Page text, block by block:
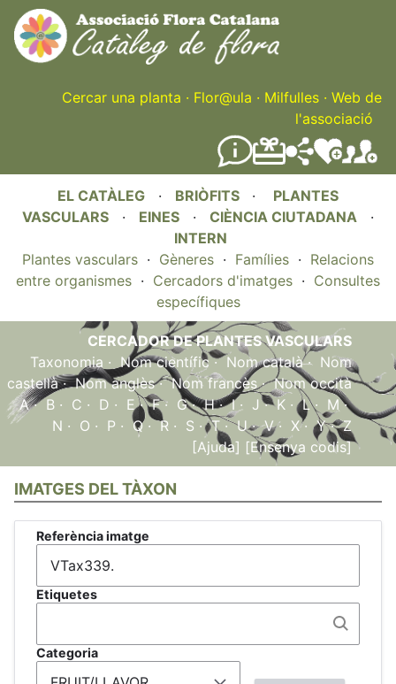
Skip
to
main
content
Cercar una planta · Flor@ula · Milfulles · Web de
l'associació
EL CATÀLEG · BRIÒFITS · PLANTES
VASCULARS · EINES · CIÈNCIA CIUTADANA ·
INTERN
Plantes vasculars · Gèneres · Famílies · Relacions
entre organismes · Cercadors d'imatges · Consultes
específiques
CERCADOR DE PLANTES VASCULARS
Taxonomia · Nom científic·Nom català· Nom
castellà·Nom anglès·Nom francès·Nom occità
A·B · C · D · E·F· G·H·I· J ·K ·L· M·
N · O · P · Q·R · S ·T ·U·V· X·Y·Z
[Ajuda] [Ensenya codis]
IMATGES DEL TÀXON
Referència imatge
Etiquetes
Categoria